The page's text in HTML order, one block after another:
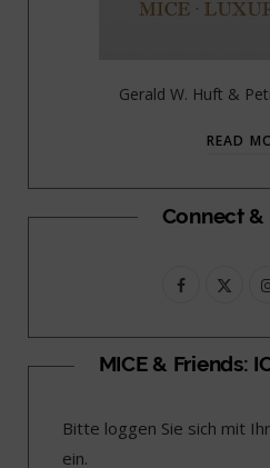
Gerald W. Huft &
READ
Connect
F
c
b
T
i
MICE & Friends:
Bitte loggen Sie sich mit
ein.